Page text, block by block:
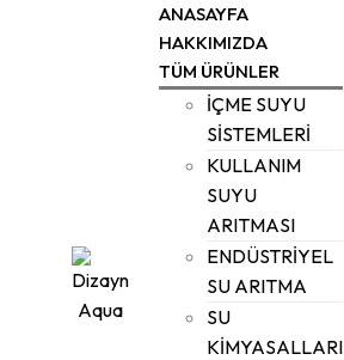
ANASAYFA
HAKKIMIZDA
TÜM ÜRÜNLER
İÇME SUYU
SİSTEMLERİ
KULLANIM
SUYU
ARITMASI
ENDÜSTRİYEL
SU ARITMA
SU
KİMYASALLARI